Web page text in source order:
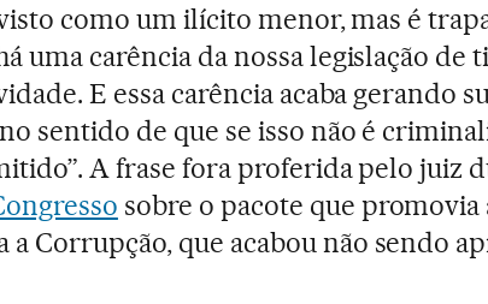
como um ilícito menor, mas é
uma carência da nossa legislação de
E essa carência acaba gerando
sentido de que se isso não é
A frase fora proferida pelo juiz
sobre o pacote que promovia
Corrupção, que acabou não sendo